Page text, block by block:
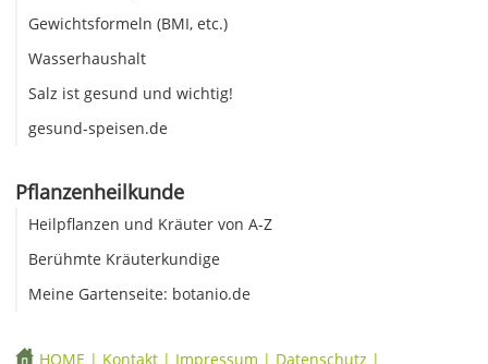
Gewichtsformeln (BMI, etc.)
Wasserhaushalt
Salz ist gesund und wichtig!
gesund-speisen.de
Pflanzenheilkunde
Heilpflanzen und Kräuter von A-Z
Berühmte Kräuterkundige
Meine Gartenseite: botanio.de
HOME | Kontakt | Impressum | Datenschutz |